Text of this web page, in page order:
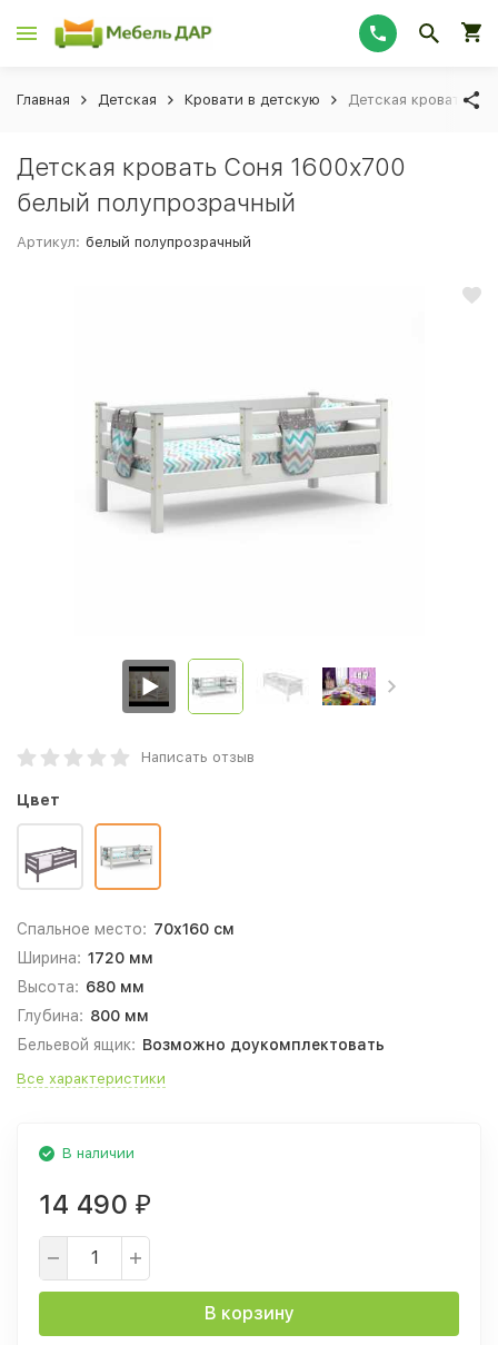
Главная Детская Кровати в детскую Детская кровать
Детская кровать Соня 1600х700
белый полупрозрачный
Артикул: белый полупрозрачный
Написать отзыв
Цвет
Спальное место: 70x160 см
Ширина: 1720 мм
Высота: 680 мм
Глубина: 800 мм
Бельевой ящик: Возможно доукомплектовать
Все характеристики
В наличии
14 490 ₽
В корзину